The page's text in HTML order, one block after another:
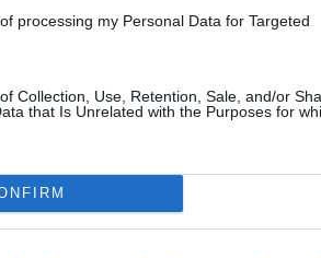
processing my Personal Data for Targeted
Collection, Use, Retention, Sale, and/or
that Is Unrelated with the Purposes for
ΑΠΟ: 04/07/2026 ΕΩΣ: 11/09/2026